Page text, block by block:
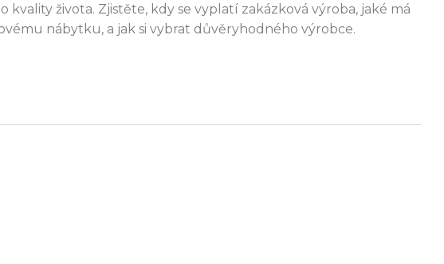
kvality života. Zjistěte, kdy se vyplatí zakázková výroba, jaké má
nábytku, a jak si vybrat důvěryhodného výrobce.